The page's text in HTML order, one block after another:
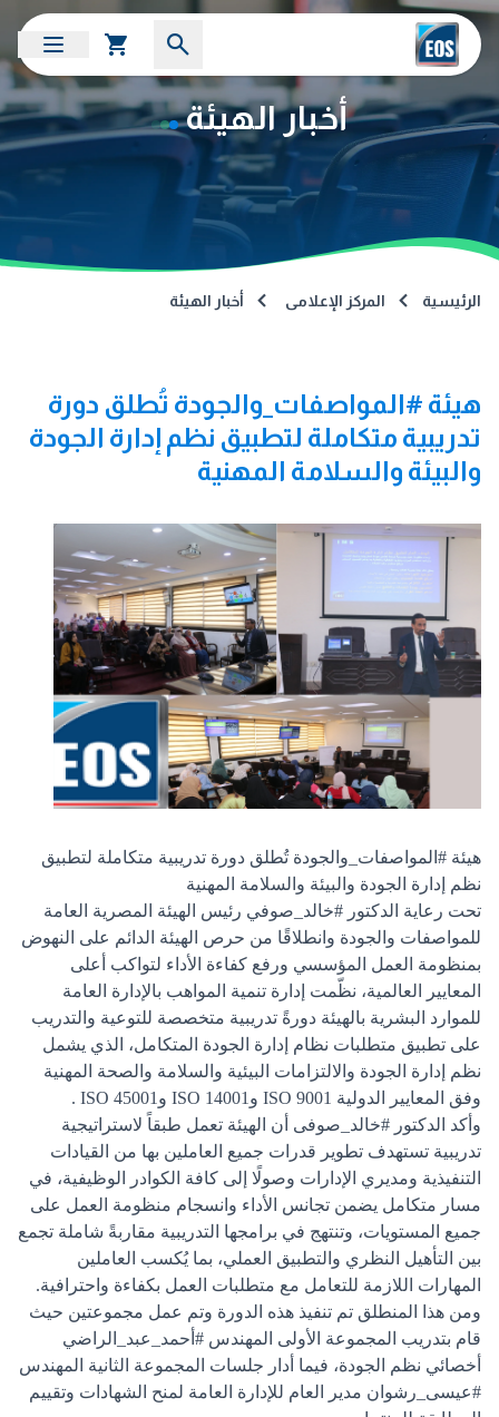
أخبار الهيئة
الرئيسية المركز الإعلامى أخبار الهيئة
هيئة #المواصفات_والجودة تُطلق دورة
تدريبية متكاملة لتطبيق نظم إدارة الجودة
والبيئة والسلامة المهنية
هيئة #المواصفات_والجودة تُطلق دورة تدريبية متكاملة لتطبيق
نظم إدارة الجودة والبيئة والسلامة المهنية
تحت رعاية الدكتور #خالد_صوفي رئيس الهيئة المصرية العامة
للمواصفات والجودة وانطلاقًا من حرص الهيئة الدائم على النهوض
بمنظومة العمل المؤسسي ورفع كفاءة الأداء لتواكب أعلى
المعايير العالمية، نظّمت إدارة تنمية المواهب بالإدارة العامة
للموارد البشرية بالهيئة دورةً تدريبية متخصصة للتوعية والتدريب
على تطبيق متطلبات نظام إدارة الجودة المتكامل، الذي يشمل
نظم إدارة الجودة والالتزامات البيئية والسلامة والصحة المهنية
وفق المعايير الدولية ISO 9001 وISO 14001 وISO 45001 .
وأكد الدكتور #خالد_صوفى أن الهيئة تعمل طبقاً لاستراتيجية
تدريبية تستهدف تطوير قدرات جميع العاملين بها من القيادات
التنفيذية ومديري الإدارات وصولًا إلى كافة الكوادر الوظيفية، في
مسار متكامل يضمن تجانس الأداء وانسجام منظومة العمل على
جميع المستويات، وتنتهج في برامجها التدريبية مقاربةً شاملة تجمع
بين التأهيل النظري والتطبيق العملي، بما يُكسب العاملين
المهارات اللازمة للتعامل مع متطلبات العمل بكفاءة واحترافية.
ومن هذا المنطلق تم تنفيذ هذه الدورة وتم عمل مجموعتين حيث
قام بتدريب المجموعة الأولى المهندس #أحمد_عبد_الراضي
أخصائي نظم الجودة، فيما أدار جلسات المجموعة الثانية المهندس
#عيسى_رشوان مدير العام للإدارة العامة لمنح الشهادات وتقييم